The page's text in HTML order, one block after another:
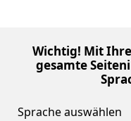
Wichtig! Mit
gesamte
Sprache auswählen